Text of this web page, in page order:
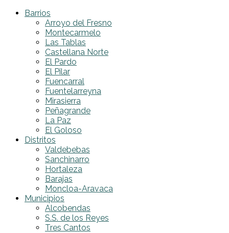
Barrios
Arroyo del Fresno
Montecarmelo
Las Tablas
Castellana Norte
El Pardo
El Pilar
Fuencarral
Fuentelarreyna
Mirasierra
Peñagrande
La Paz
El Goloso
Distritos
Valdebebas
Sanchinarro
Hortaleza
Barajas
Moncloa-Aravaca
Municipios
Alcobendas
S.S. de los Reyes
Tres Cantos